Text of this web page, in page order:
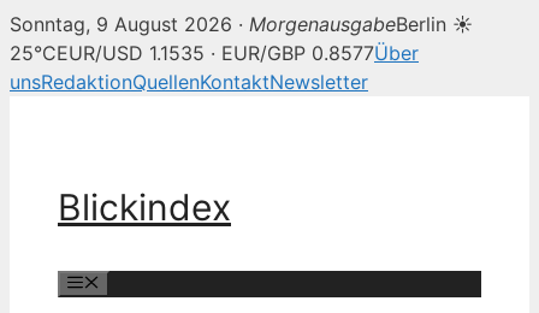
Sonntag, 9 August 2026 · MorgenausgabeBerlin ☀
25°CEUR/USD 1.1535 · EUR/GBP 0.8577Über
unsRedaktionQuellenKontaktNewsletter
Blickindex